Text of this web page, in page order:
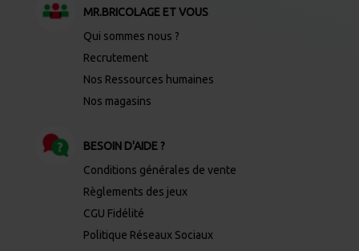
MR.BRICOLAGE ET VOUS
Qui sommes nous ?
Recrutement
Nos Ressources humaines
Nos magasins
BESOIN D'AIDE ?
Conditions générales de vente
Règlements des jeux
CGU Fidélité
Politique Réseaux Sociaux